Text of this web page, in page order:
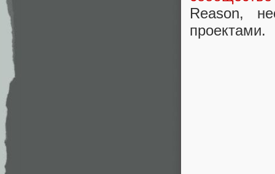
Reason,
проектами.